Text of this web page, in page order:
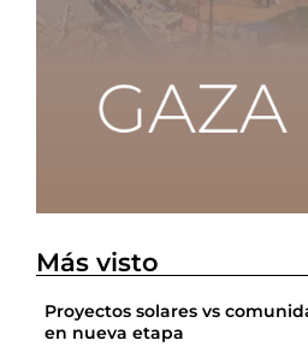
Más visto
Proyectos solares vs
en nueva etapa